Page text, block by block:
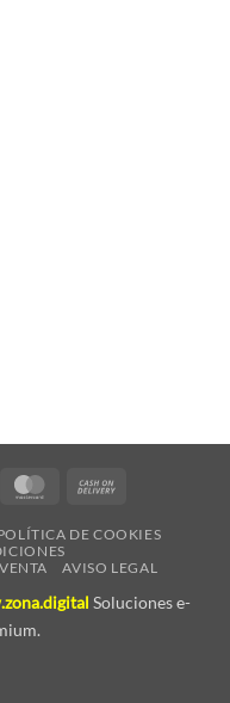
MasterCard
Delivery
DE COOKIES
AVISO LEGAL
Soluciones e-